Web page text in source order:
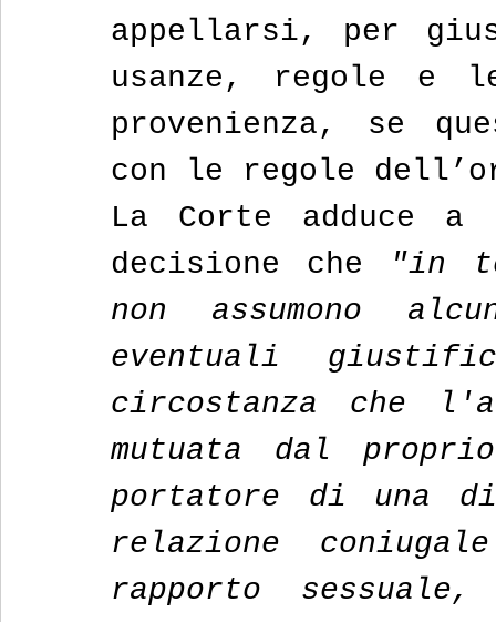
appellarsi, per
usanze, regole e
provenienza, se
con le regole
La Corte adduce a
decisione che "in
non assumono
eventuali
circostanza che
mutuata dal
portatore di una
relazione
rapporto